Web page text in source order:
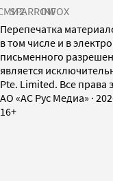
SPARROWINFOX
Перепечатка
в том числе и в
письменного
является
Pte. Limited. Все
AO «АС Рус Медиа» ·
16+